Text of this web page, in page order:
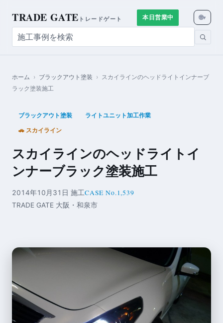
TRADE GATE トレードゲート 本日営業中 🌐▾
ホーム › ブラックアウト塗装 › スカイラインのヘッドライトインナーブ
ラック塗装施工
ブラックアウト塗装 ライトユニット加工作業
🚗 スカイライン
スカイラインのヘッドライトイ
ンナーブラック塗装施工
2014年10月31日 施工CASE No.1,539
TRADE GATE 大阪・和泉市